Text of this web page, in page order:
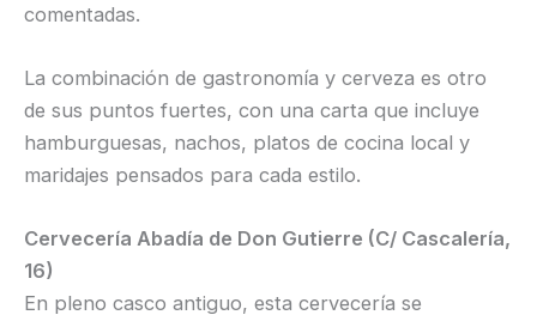
comentadas.
La combinación de gastronomía y cerveza es otro
de sus puntos fuertes, con una carta que incluye
hamburguesas, nachos, platos de cocina local y
maridajes pensados para cada estilo.
Cervecería Abadía de Don Gutierre (C/ Cascalería,
16)
En pleno casco antiguo, esta cervecería se